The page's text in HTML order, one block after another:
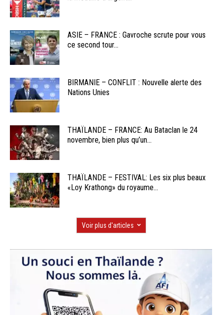
ASIE – FRANCE : Gavroche scrute pour vous
ce second tour...
BIRMANIE – CONFLIT : Nouvelle alerte des
Nations Unies
THAÏLANDE – FRANCE: Au Bataclan le 24
novembre, bien plus qu’un...
THAÏLANDE – FESTIVAL: Les six plus beaux
«Loy Krathong» du royaume...
Voir plus d'articles